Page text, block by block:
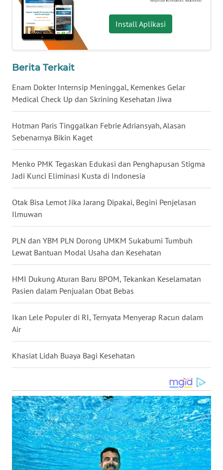
Install Aplikasi
Berita Terkait
Enam Dokter Internsip Meninggal, Kemenkes Gelar
Medical Check Up dan Skrining Kesehatan Jiwa
Hotman Paris Tinggalkan Febrie Adriansyah, Alasan
Sebenarnya Bikin Kaget
Menko PMK Tegaskan Edukasi dan Penghapusan Stigma
Jadi Kunci Eliminasi Kusta di Indonesia
Otak Bisa Lemot Jika Jarang Dipakai, Begini Penjelasan
Ilmuwan
PLN dan YBM PLN Dorong UMKM Sukabumi Tumbuh
Lewat Bantuan Modal Usaha dan Kesehatan
HMI Dukung Aturan Baru BPOM, Tekankan Keselamatan
Pasien dalam Penjualan Obat Bebas
Ikan Lele Populer di RI, Ternyata Menyerap Racun dalam
Air
Khasiat Lidah Buaya Bagi Kesehatan
WN
NUSANTARA
WN
WN
JATIM
WN
BALI
WN
KALTENG
KALTARA
KALSEL
KALTIM
WN
SULSEL
GORONTALO
WN
SULUT
WN
MALUKU